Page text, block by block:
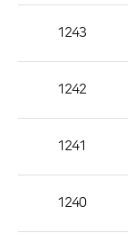
호,
1243
1242
1241
1240